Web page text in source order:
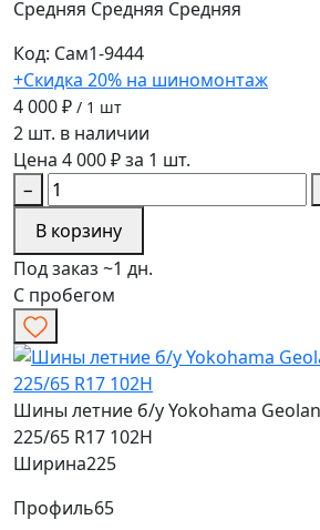
Средняя Средняя Средняя
Код: Сам1-9444
+Скидка 20% на шиномонтаж
4 000 ₽ / 1 шт
2 шт. в наличии
Цена 4 000 ₽ за 1 шт.
−
В корзину
Под заказ ~1 дн.
С пробегом
Шины летние б/у Yokohama
225/65 R17 102H
Ширина225
Профиль65